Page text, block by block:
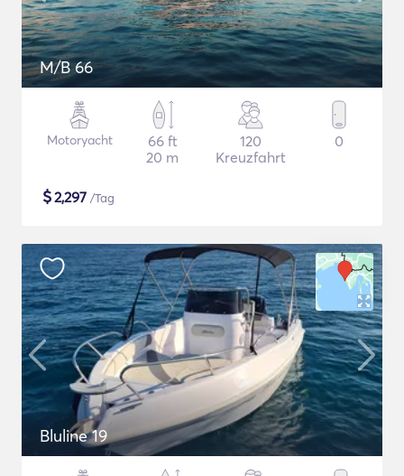
M/B 66
Motoryacht
66 ft
20 m
120
Kreuzfahrt
0
$2,297 /Tag
Bluline 19